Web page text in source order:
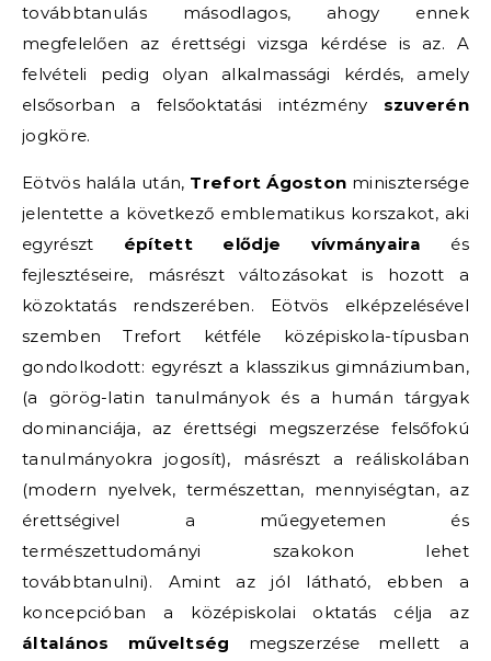
továbbtanulás másodlagos, ahogy ennek
megfelelően az érettségi vizsga kérdése is az. A
felvételi pedig olyan alkalmassági kérdés, amely
elsősorban a felsőoktatási intézmény szuverén
jogköre.
Eötvös halála után, Trefort Ágoston minisztersége
jelentette a következő emblematikus korszakot, aki
egyrészt épített elődje vívmányaira és
fejlesztéseire, másrészt változásokat is hozott a
közoktatás rendszerében. Eötvös elképzelésével
szemben Trefort kétféle középiskola-típusban
gondolkodott: egyrészt a klasszikus gimnáziumban,
(a görög-latin tanulmányok és a humán tárgyak
dominanciája, az érettségi megszerzése felsőfokú
tanulmányokra jogosít), másrészt a reáliskolában
(modern nyelvek, természettan, mennyiségtan, az
érettségivel a műegyetemen és
természettudományi szakokon lehet
továbbtanulni). Amint az jól látható, ebben a
koncepcióban a középiskolai oktatás célja az
általános műveltség megszerzése mellett a